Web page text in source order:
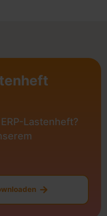
Lastenheft?